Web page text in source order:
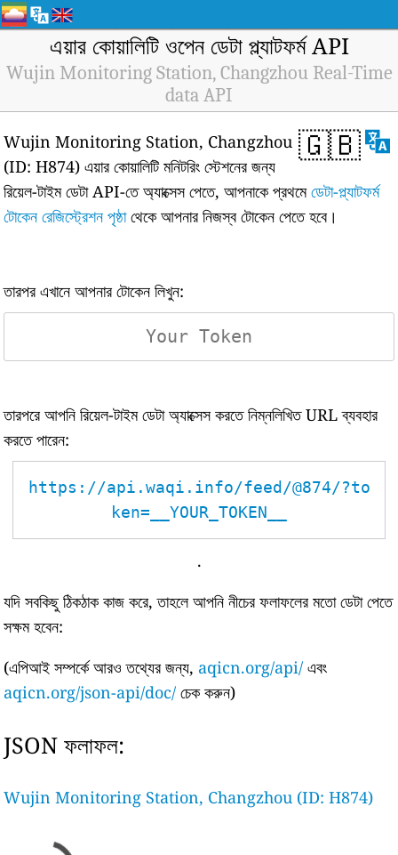
এয়ার কোয়ালিটি ওপেন ডেটা প্ল্যাটফর্ম API
Wujin Monitoring Station, Changzhou Real-Time
data API
🇬🇧
Wujin Monitoring Station, Changzhou
(ID: H874) এয়ার কোয়ালিটি মনিটরিং স্টেশনের জন্য
রিয়েল-টাইম ডেটা API-তে অ্যাক্সেস পেতে, আপনাকে প্রথমেডেটা-প্ল্যাটফর্ম
টোকেন রেজিস্ট্রেশন পৃষ্ঠাথেকে আপনার নিজস্ব টোকেন পেতে হবে।
তারপর এখানে আপনার টোকেন লিখুন:
তারপরে আপনি রিয়েল-টাইম ডেটা অ্যাক্সেস করতে নিম্নলিখিত URL ব্যবহার
করতে পারেন:
https://api.waqi.info/feed/@874/?to
ken=__YOUR_TOKEN__
.
যদি সবকিছু ঠিকঠাক কাজ করে, তাহলে আপনি নীচের ফলাফলের মতো ডেটা পেতে
সক্ষম হবেন:
(এপিআই সম্পর্কে আরও তথ্যের জন্য, aqicn.org/api/ এবং
aqicn.org/json-api/doc/ চেক করুন)
JSON ফলাফল:
Wujin Monitoring Station, Changzhou (ID: H874)